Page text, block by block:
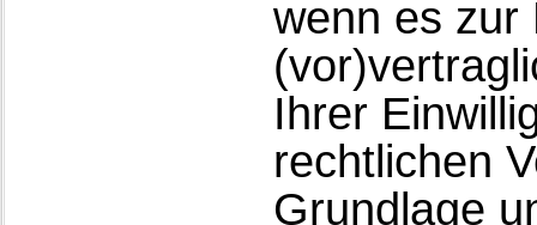
wenn es zur
Ihrer
rechtlichen
Grundlage